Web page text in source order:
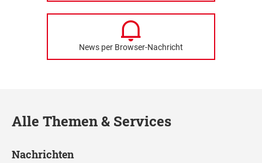
News per Browser-Nachricht
Alle Themen & Services
Nachrichten